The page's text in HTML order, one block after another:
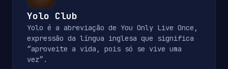
Yolo Club
Yolo é a abreviação de You Only Live Once,
expressão da língua inglesa que significa
“aproveite a vida, pois só se vive uma
vez”.